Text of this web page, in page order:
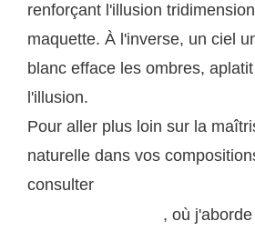
renforçant l'illusion
maquette. À l'inverse, un ciel
blanc efface les ombres,
l'illusion.
Pour aller plus loin sur la
naturelle dans vos
consulter
, où